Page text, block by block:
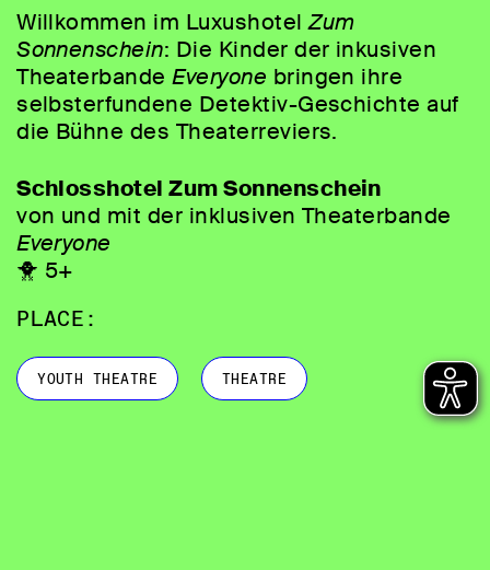
Willkommen im LuxushotelZum
Sonnenschein: Die Kinder der inkusiven
TheaterbandeEveryone bringen ihre
selbsterfundene Detektiv-Geschichte auf
die Bühne des Theaterreviers.
Schlosshotel Zum Sonnenschein
von und mit der inklusiven Theaterbande
Everyone
🐥 5+
PLACE:
YOUTH THEATRE THEATRE